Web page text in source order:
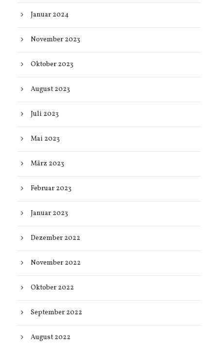
Januar 2024
November 2023
Oktober 2023
August 2023
Juli 2023
Mai 2023
März 2023
Februar 2023
Januar 2023
Dezember 2022
November 2022
Oktober 2022
September 2022
August 2022